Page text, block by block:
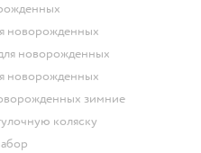
новорожденных
новорожденных
новорожденных
зимние
коляску